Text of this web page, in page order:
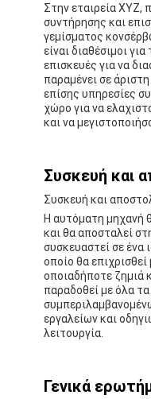
Στην εταιρεία XYZ,
συντήρησης και
γεμίσματος
είναι διαθέσιμοι
επισκευές για να
παραμένει σε
επίσης υπηρεσίες
χώρο για να
και να
Συσκευή και
Συσκευή και
Η αυτόματη μηχανή
και θα αποσταλεί
συσκευαστεί σε ένα
οποίο θα
οποιαδήποτε ζημιά
παραδοθεί με όλα
εργαλείων και
λειτουργία.
Γενικά